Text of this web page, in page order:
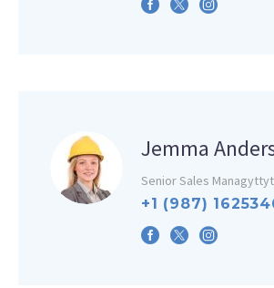
Jemma
Senior Sales
+1 (987)